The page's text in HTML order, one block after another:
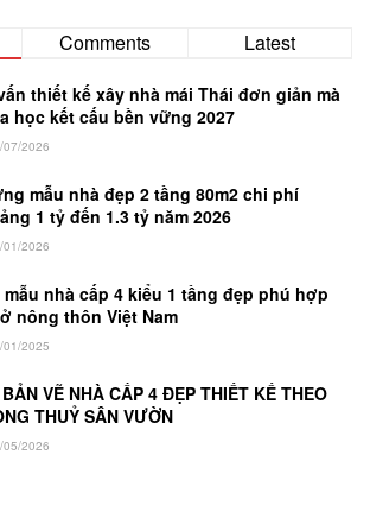
Comments Latest
thiết kế xây nhà mái Thái đơn giản mà
học kết cấu bền vững 2027
07/2026
mẫu nhà đẹp 2 tầng 80m2 chi phí
1 tỷ đến 1.3 tỷ năm 2026
01/2026
mẫu nhà cấp 4 kiểu 1 tầng đẹp phú hợp
nông thôn Việt Nam
01/2025
VẼ NHÀ CẤP 4 ĐẸP THIẾT KẾ THEO
THUỶ SÂN VƯỜN
05/2026